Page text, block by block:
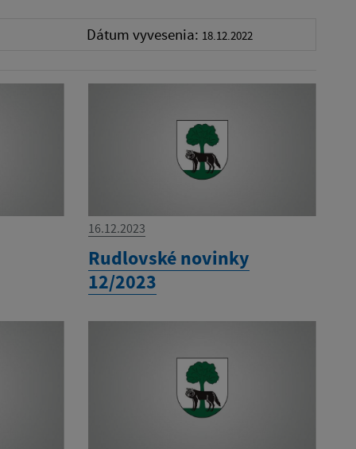
Dátum vyvesenia: 18.12.2022
16.12.2023
Rudlovské novinky
12/2023